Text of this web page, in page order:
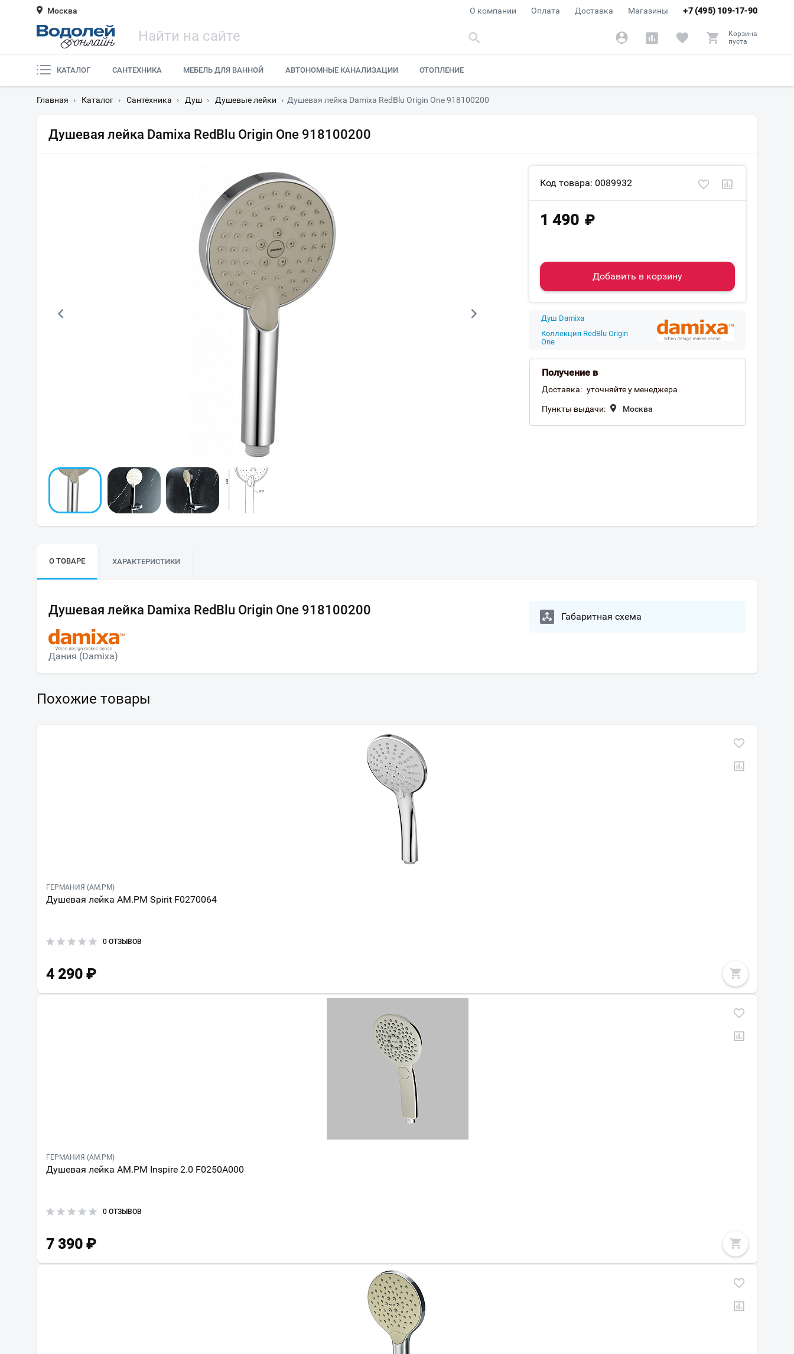
Москва +7 (495) 109-17-90
О компании Оплата Доставка Магазины
Корзина
пуста
КАТАЛОГ САНТЕХНИКА МЕБЕЛЬ ДЛЯ ВАННОЙ АВТОНОМНЫЕ КАНАЛИЗАЦИИ ОТОПЛЕНИЕ
Главная › Каталог › Сантехника › Душ › Душевые лейки › Душевая лейка Damixa RedBlu Origin One 918100200
Душевая лейка Damixa RedBlu Origin One 918100200
Код товара: 0089932
1 490 ₽
Добавить в корзину
Душ Damixa
Коллекция RedBlu Origin
One
Получение в
Доставка: уточняйте у менеджера
Пункты выдачи: Москва
О ТОВАРЕ ХАРАКТЕРИСТИКИ
Душевая лейка Damixa RedBlu Origin One 918100200
Дания (Damixa)
Габаритная схема
Похожие товары
ГЕРМАНИЯ (AM.PM)
Душевая лейка AM.PM Spirit F0270064
0 ОТЗЫВОВ
4 290 ₽
ГЕРМАНИЯ (AM.PM)
Душевая лейка AM.PM Inspire 2.0 F0250A000
0 ОТЗЫВОВ
7 390 ₽
Ваш город?
Сменить город